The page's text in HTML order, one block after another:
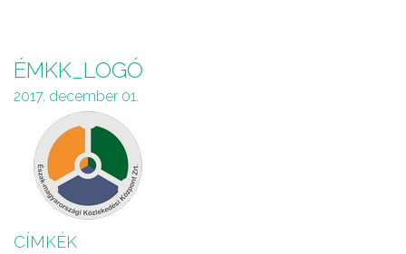
ÉMKK_LOGÓ
2017. december 01.
CÍMKÉK